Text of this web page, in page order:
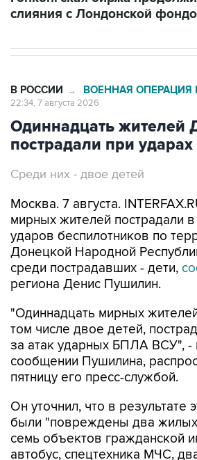
Одиннадцать жителей
пострадали при ударах
Среди них - двое детей
Москва. 7 августа.
ударов беспилотников по
Донецкой Народной
среди пострадавших - дети,
региона Денис Пушилин.
"Одиннадцать мирных жителей
за атак ударных БПЛА ВСУ", -
сообщении Пушилина,
пятницу его пресс-службой.
Он уточнил, что в результате
семь объектов гражданской
автобус, спецтехника МЧС,
автомобиля в городских